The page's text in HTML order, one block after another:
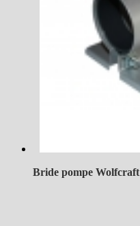
Bride pompe Wolfcraft